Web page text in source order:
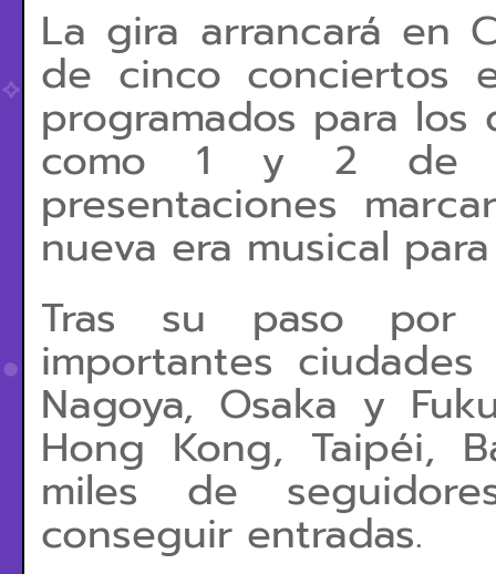
La gira arrancará en
de cinco conciertos
programados para
como 1 y 2 de
presentaciones
nueva era musical
Tras su paso por
importantes
Nagoya, Osaka y
Hong Kong, Taipéi,
miles de
conseguir entradas.